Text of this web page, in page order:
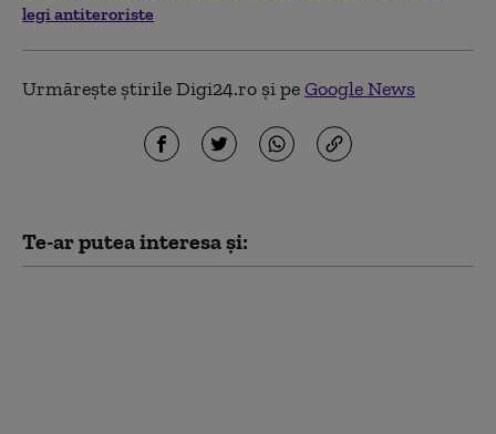
legi antiteroriste
Urmărește știrile Digi24.ro și peGoogle News
Te-ar putea interesa și: